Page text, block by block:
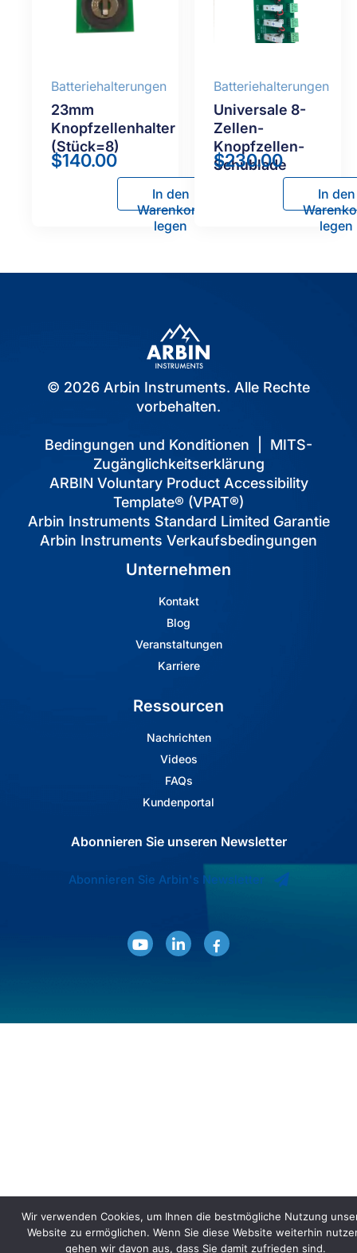
Batteriehalterungen
23mm
Knopfzellenhalter
(Stück=8)
$140.00
In den
Warenkorb
legen
Batteriehalterungen
Universale 8-
Zellen-
Knopfzellen-
Schublade
$230.00
In den
legen
© 2026 Arbin Instruments. Alle Rechte
vorbehalten.
Bedingungen und Konditionen
MITS-
Zugänglichkeitserklärung
ARBIN Voluntary Product Accessibility
Template® (VPAT®)
Arbin Instruments Standard Limited Garantie
Arbin Instruments Verkaufsbedingungen
Unternehmen
Kontakt
Blog
Veranstaltungen
Karriere
Ressourcen
Nachrichten
Videos
FAQs
Kundenportal
Abonnieren Sie unseren Newsletter
Abonnieren Sie Arbin's Newsletter
Wir verwenden Cookies, um Ihnen die bestmögliche Nutzung
Website zu ermöglichen. Wenn Sie diese Website weiterhin
gehen wir davon aus, dass Sie damit zufrieden sind.